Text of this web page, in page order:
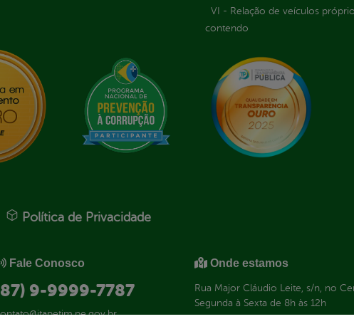
VI - Relação de veículos
contendo
Política de Privacidade
Fale Conosco
9-9999-7787
Onde estamos
Rua Major Cláudio Leite, s/n, no
Segunda à Sexta de 8h às 12h